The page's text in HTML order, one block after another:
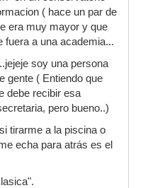
( hace un par de
era muy mayor y que
fuera a una academia...
soy una persona
gente ( Entiendo que
debe recibir esa
pero bueno..)
tirarme a la piscina o
echa para atrás es el